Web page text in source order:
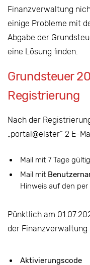
Finanzverwaltung
einige Probleme mit
Abgabe der
eine Lösung finden.
Grundsteuer
Registrierung
Nach der
„portal@elster“ 2 E-
Mail mit 7 Tage
Mail mit
Hinweis auf den
Pünktlich am
der Finanzverwaltung
Aktivierungscode